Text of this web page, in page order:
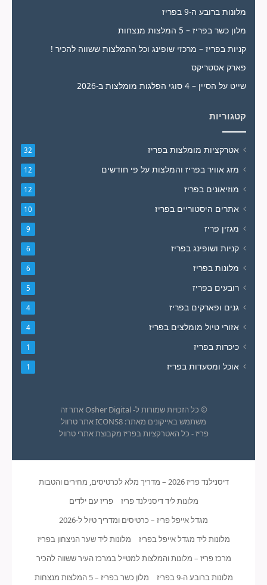
מלונות ברובע ה-9 בפריז
מלון כשר בפריז – 5 המלצות מנצחות
קניות בפריז – מרכזי שופינג וכל ההמלצות ששווה להכיר !
פארק אסטריקס
שייט על הסיין – 4 סוגי הפלגות מומלצות ב-2026
קטגוריות
אטרקציות מומלצות בפריז 32
מזג אוויר בפריז והמלצות על פי חודשים 12
מוזיאונים בפריז 12
אתרים היסטוריים בפריז 10
מגזין פריז 9
קניות ושופינג בפריז 6
מלונות בפריז 6
רובעים בפריז 5
גנים ופארקים בפריז 4
אזורי טיול מומלצים בפריז 4
כיכרות בפריז 1
אוכל ומסעדות בפריז 1
© כל הזכויות שמורות ל- Osher Digital אתר זה
משתמש באייקונים מאתר: ICONS8 אתר טרוול
פריז - כל האטרקציות בפריז מקבוצת אתרי טרוול
דיסנילנד פריז 2026 – מדריך מלא לכרטיסים, מחירים והטבות
מלונות ליד דיסנילנד פריז
פריז עם ילדים
מגדל אייפל פריז – כרטיסים ומדריך טיול ל-2026
מלונות ליד מגדל אייפל בפריז
מלונות ליד שער הניצחון בפריז
מרכז פריז – מלונות והמלצות למטייל במרכז העיר ששווה להכיר
מלונות ברובע ה-9 בפריז
מלון כשר בפריז – 5 המלצות מנצחות